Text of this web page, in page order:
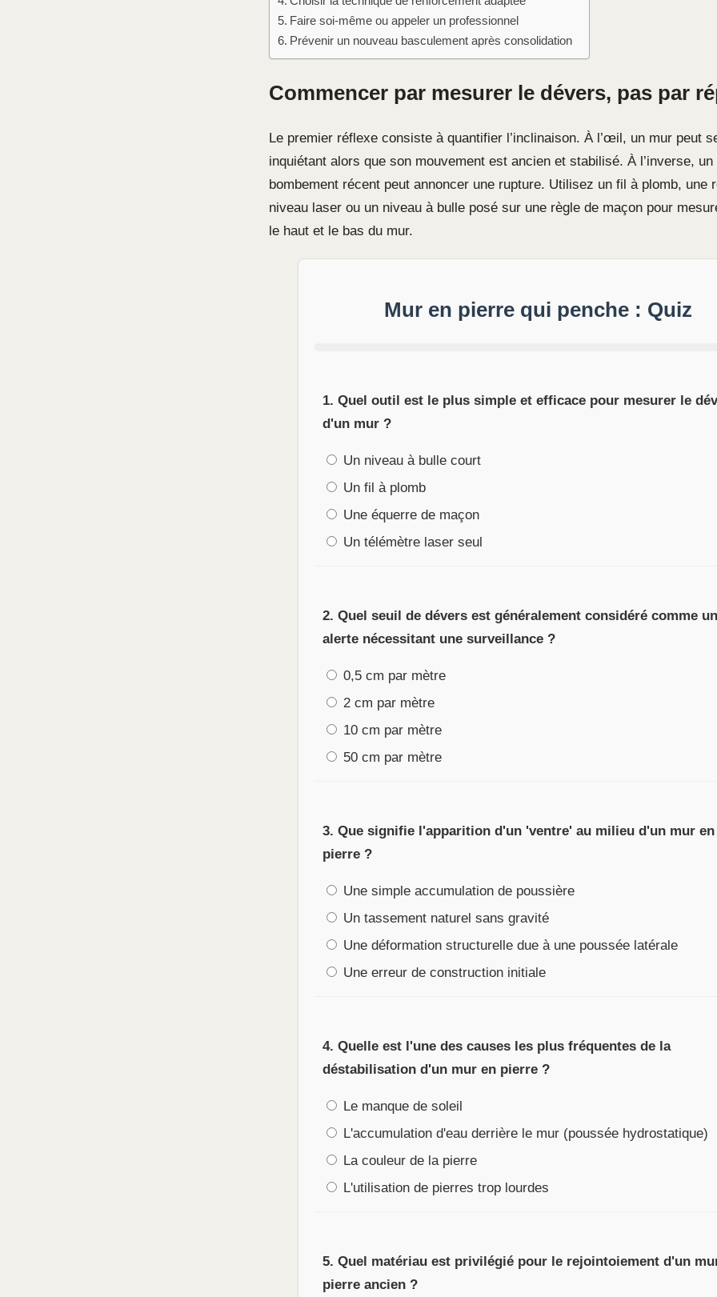
Faire soi-même ou appeler un professionnel
Prévenir un nouveau basculement après consolidation
Commencer par mesurer le dévers, pas par
Le premier réflexe consiste à quantifier l’inclinaison. À l’œil, un mur peut
inquiétant alors que son mouvement est ancien et stabilisé. À l’inverse, un
bombement récent peut annoncer une rupture. Utilisez un fil à plomb, une
niveau laser ou un niveau à bulle posé sur une règle de maçon pour
le haut et le bas du mur.
Mur en pierre qui penche : Quiz
1. Quel outil est le plus simple et efficace pour mesurer le
d'un mur ?
Un niveau à bulle court
Un fil à plomb
Une équerre de maçon
Un télémètre laser seul
2. Quel seuil de dévers est généralement considéré comme
alerte nécessitant une surveillance ?
0,5 cm par mètre
2 cm par mètre
10 cm par mètre
50 cm par mètre
3. Que signifie l'apparition d'un 'ventre' au milieu d'un mur en
pierre ?
Une simple accumulation de poussière
Un tassement naturel sans gravité
Une déformation structurelle due à une poussée latérale
Une erreur de construction initiale
4. Quelle est l'une des causes les plus fréquentes de la
déstabilisation d'un mur en pierre ?
Le manque de soleil
L'accumulation d'eau derrière le mur (poussée hydrostatique)
La couleur de la pierre
L'utilisation de pierres trop lourdes
5. Quel matériau est privilégié pour le rejointoiement d'un
pierre ancien ?